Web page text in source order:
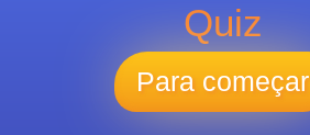
Quiz
Para começar